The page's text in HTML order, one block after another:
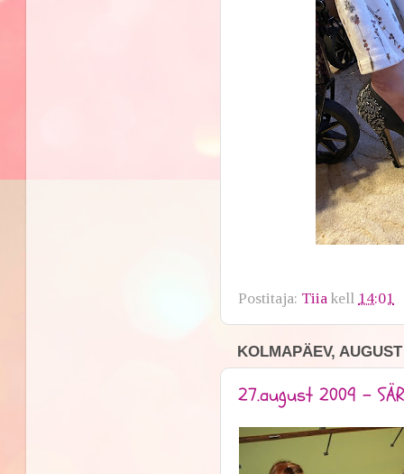
Postitaja: Tiia kell 14:01
KOLMAPÄEV,
27.august 2009 -